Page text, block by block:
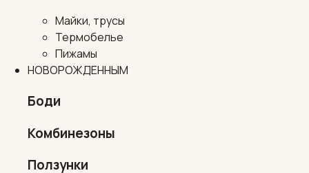
Майки, трусы
Термобелье
Пижамы
НОВОРОЖДЕННЫМ
Боди
Комбинезоны
Ползунки